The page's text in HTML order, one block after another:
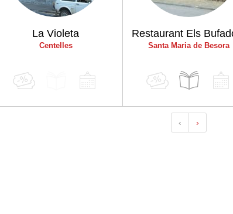
La Violeta
Centelles
Restaurant Els
Santa Maria de Besora
‹ ›